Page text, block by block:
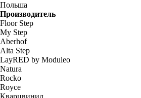
Польша
Производитель
Floor Step
My Step
Aberhof
Alta Step
LayRED by Moduleo
Natura
Rocko
Royce
Кварцвинил